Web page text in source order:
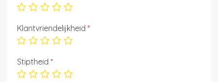
Klantvriendelijkheid *
Stiptheid *